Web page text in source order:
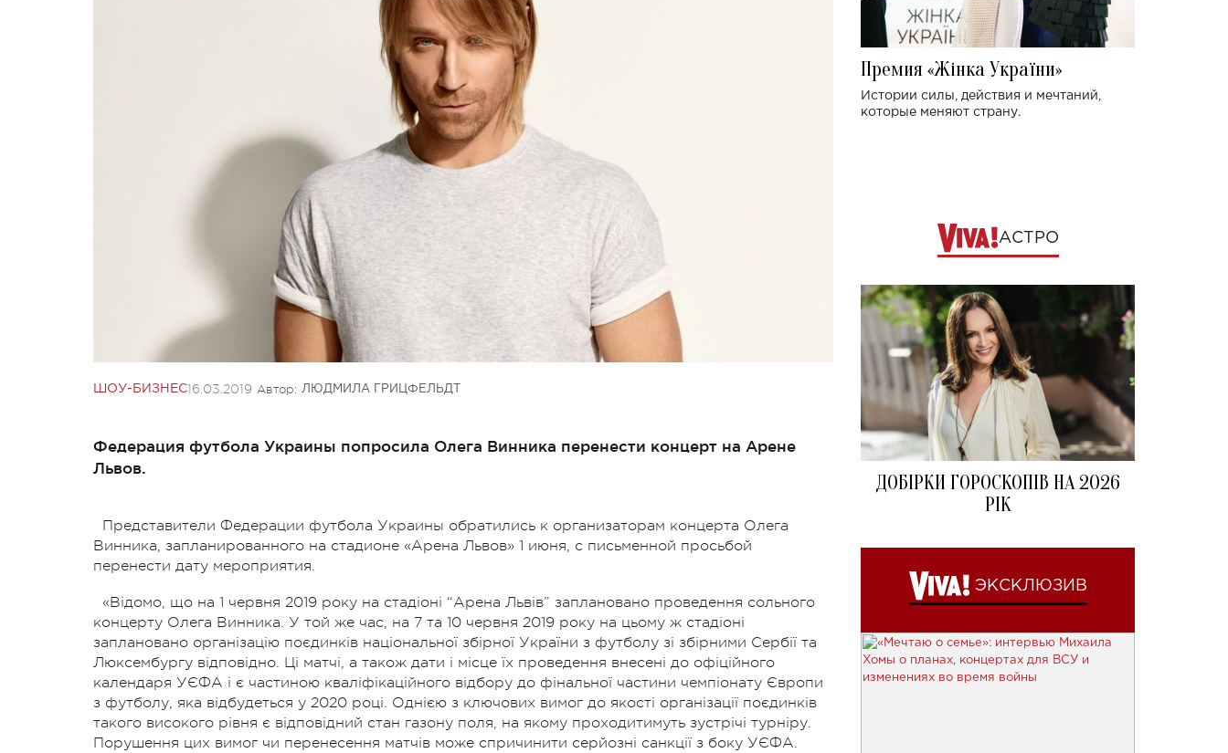
ШОУ-БИЗНЕС16.03.2019 Автор: ЛЮДМИЛА ГРИЦФЕЛЬДТ
Федерация футбола Украины попросила Олега Винника перенести концерт на Арене
Львов.
Представители Федерации футбола Украины обратились к организаторам концерта Олега
Винника, запланированного на стадионе «Арена Львов» 1 июня, с письменной просьбой
перенести дату мероприятия.
«Відомо, що на 1 червня 2019 року на стадіоні “Арена Львів” заплановано проведення сольного
концерту Олега Винника. У той же час, на 7 та 10 червня 2019 року на цьому ж стадіоні
заплановано організацію поєдинків національної збірної України з футболу зі збірними Сербії та
Люксембургу відповідно. Ці матчі, а також дати і місце їх проведення внесені до офіційного
календаря УЄФА і є частиною кваліфікаційного відбору до фінальної частини чемпіонату Європи
з футболу, яка відбудеться у 2020 році. Однією з ключових вимог до якості організації поєдинків
такого високого рівня є відповідний стан газону поля, на якому проходитимуть зустрічі турніру.
Порушення цих вимог чи перенесення матчів може спричинити серйозні санкції з боку УЄФА.
Премия «Жінка України»
Истории силы, действия и мечтаний,
которые меняют страну.
АСТРО
ДОБІРКИ ГОРОСКОПІВ НА 2026
РІК
ЭКСКЛЮЗИВ